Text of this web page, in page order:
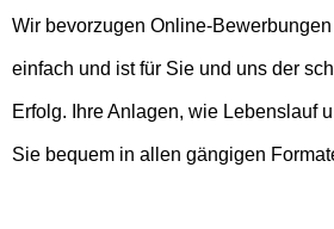
Wir bevorzugen Online-
einfach und ist für Sie und uns der
Erfolg. Ihre Anlagen, wie Lebenslauf
Sie bequem in allen gängigen